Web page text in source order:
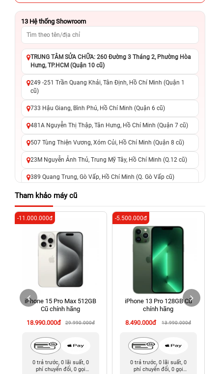
13 Hệ thống Showroom
TRUNG TÂM SỬA CHỮA: 260 Đường 3 Tháng 2, Phường Hòa
Hưng, TP.HCM (Quận 10 cũ)
249 -251 Trần Quang Khải, Tân Định, Hồ Chí Minh (Quận 1
cũ)
733 Hậu Giang, Bình Phú, Hồ Chí Minh (Quận 6 cũ)
481A Nguyễn Thị Thập, Tân Hưng, Hồ Chí Minh (Quận 7 cũ)
507 Tùng Thiện Vương, Xóm Củi, Hồ Chí Minh (Quận 8 cũ)
23M Nguyễn Ảnh Thủ, Trung Mỹ Tây, Hồ Chí Minh (Q.12 cũ)
389 Quang Trung, Gò Vấp, Hồ Chí Minh (Q. Gò Vấp cũ)
625 - 625A Âu Cơ, Tân Phú, Hồ Chí Minh (Quận Tân Phú cũ)
326 Lê Văn Việt, Tăng Nhơn Phú, Hồ Chí Minh (Q.9 TP. Thủ
Đức cũ)
256 Võ Văn Ngân, Thủ Đức, Hồ Chí Minh (Bình Thọ, TP. Thủ
Đức Cũ)
70 Nguyễn An Ninh, Dĩ An, Hồ Chí Minh (Bình Dương Cũ)
24h Vũng Tàu: 162A Ba Cu, Vũng Tàu, Hồ Chí Minh (TP. Vũng
Tàu cũ)
198 Hoàng Văn Thụ, Tân Sơn Nhất, Hồ Chí Minh (Tân Bình
Tham khảo máy cũ
iPhone 15 Pro Max 512GB
Cũ chính hãng
18.990.000đ
29.990.000đ
-11.000.000đ
0 trả trước, 0 lãi suất, 0
phí chuyển đổi, 0 gọi
iPhone 13 Pro 128GB Cũ
chính hãng
8.490.000đ
13.990.000đ
-5.500.000đ
0 trả trước, 0 lãi suất, 0
phí chuyển đổi, 0 gọi